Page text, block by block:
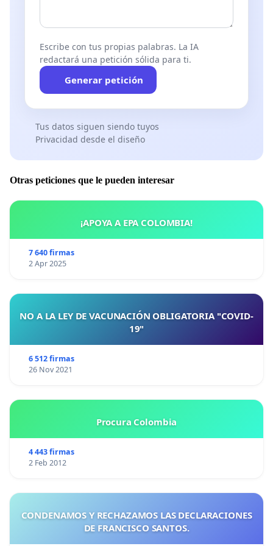
Escribe con tus propias palabras. La IA
redactará una petición sólida para ti.
Generar petición
Tus datos siguen siendo tuyos
Privacidad desde el diseño
Otras peticiones que le pueden interesar
¡APOYA A EPA COLOMBIA!
7 640 firmas
2 Apr 2025
NO A LA LEY DE VACUNACIÓN OBLIGATORIA "COVID-
19"
6 512 firmas
26 Nov 2021
Procura Colombia
4 443 firmas
2 Feb 2012
CONDENAMOS Y RECHAZAMOS LAS DECLARACIONES
DE FRANCISCO SANTOS.